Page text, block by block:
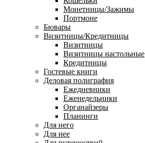
Монетницы/Зажимы
Портмоне
Бювары
Визитницы/Кредитницы
Визитницы
Визитницы настольные
Кредитницы
Гостевые книги
Деловая полиграфия
Ежедневники
Еженедельники
Органайзеры
Планинги
Для него
Для нее